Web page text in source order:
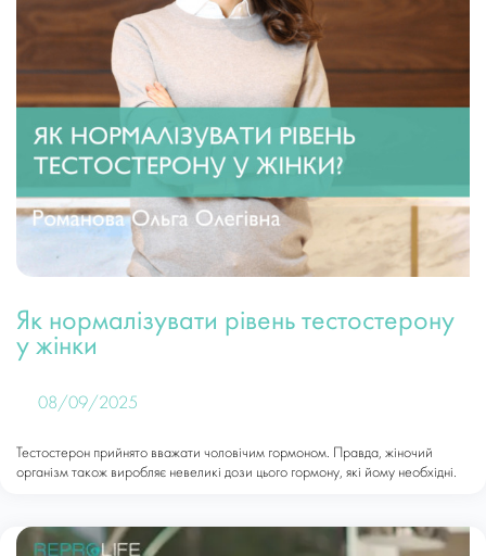
Як нормалізувати рівень тестостерону
у жінки
08/09/2025
Тестостерон прийнято вважати чоловічим гормоном. Правда, жіночий
організм також виробляє невеликі дози цього гормону, які йому необхідні.